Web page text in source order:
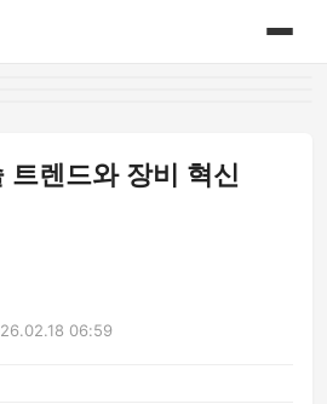
트렌드와 장비 혁신
06:59